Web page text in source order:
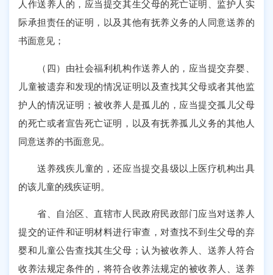
人作送养人的，应当提交其生父母的死亡证明、监护人实
际承担责任的证明，以及其他有抚养义务的人同意送养的
书面意见；
（四）由社会福利机构作送养人的，应当提交弃婴、
儿童被遗弃和发现的情况证明以及查找其父母或者其他监
护人的情况证明；被收养人是孤儿的，应当提交孤儿父母
的死亡或者宣告死亡证明，以及有抚养孤儿义务的其他人
同意送养的书面意见。
送养残疾儿童的，还应当提交县级以上医疗机构出具
的该儿童的残疾证明。
省、自治区、直辖市人民政府民政部门应当对送养人
提交的证件和证明材料进行审查，对查找不到生父母的弃
婴和儿童公告查找其生父母；认为被收养人、送养人符合
收养法规定条件的，将符合收养法规定的被收养人、送养